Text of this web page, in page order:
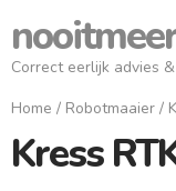
Correct eerlijk advies
Home / Robotmaaier /
Kress